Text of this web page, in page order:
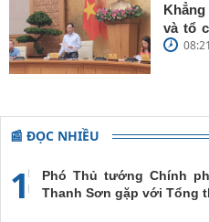
và tổ
đề
📰 ĐỌC NHIỀU
1
Phó Thủ tướng Chính
Thanh Sơn gặp với Tổng